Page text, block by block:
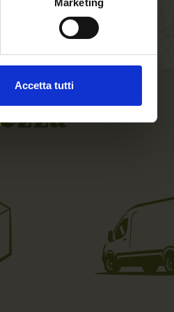
Marketing
Accetta tutti